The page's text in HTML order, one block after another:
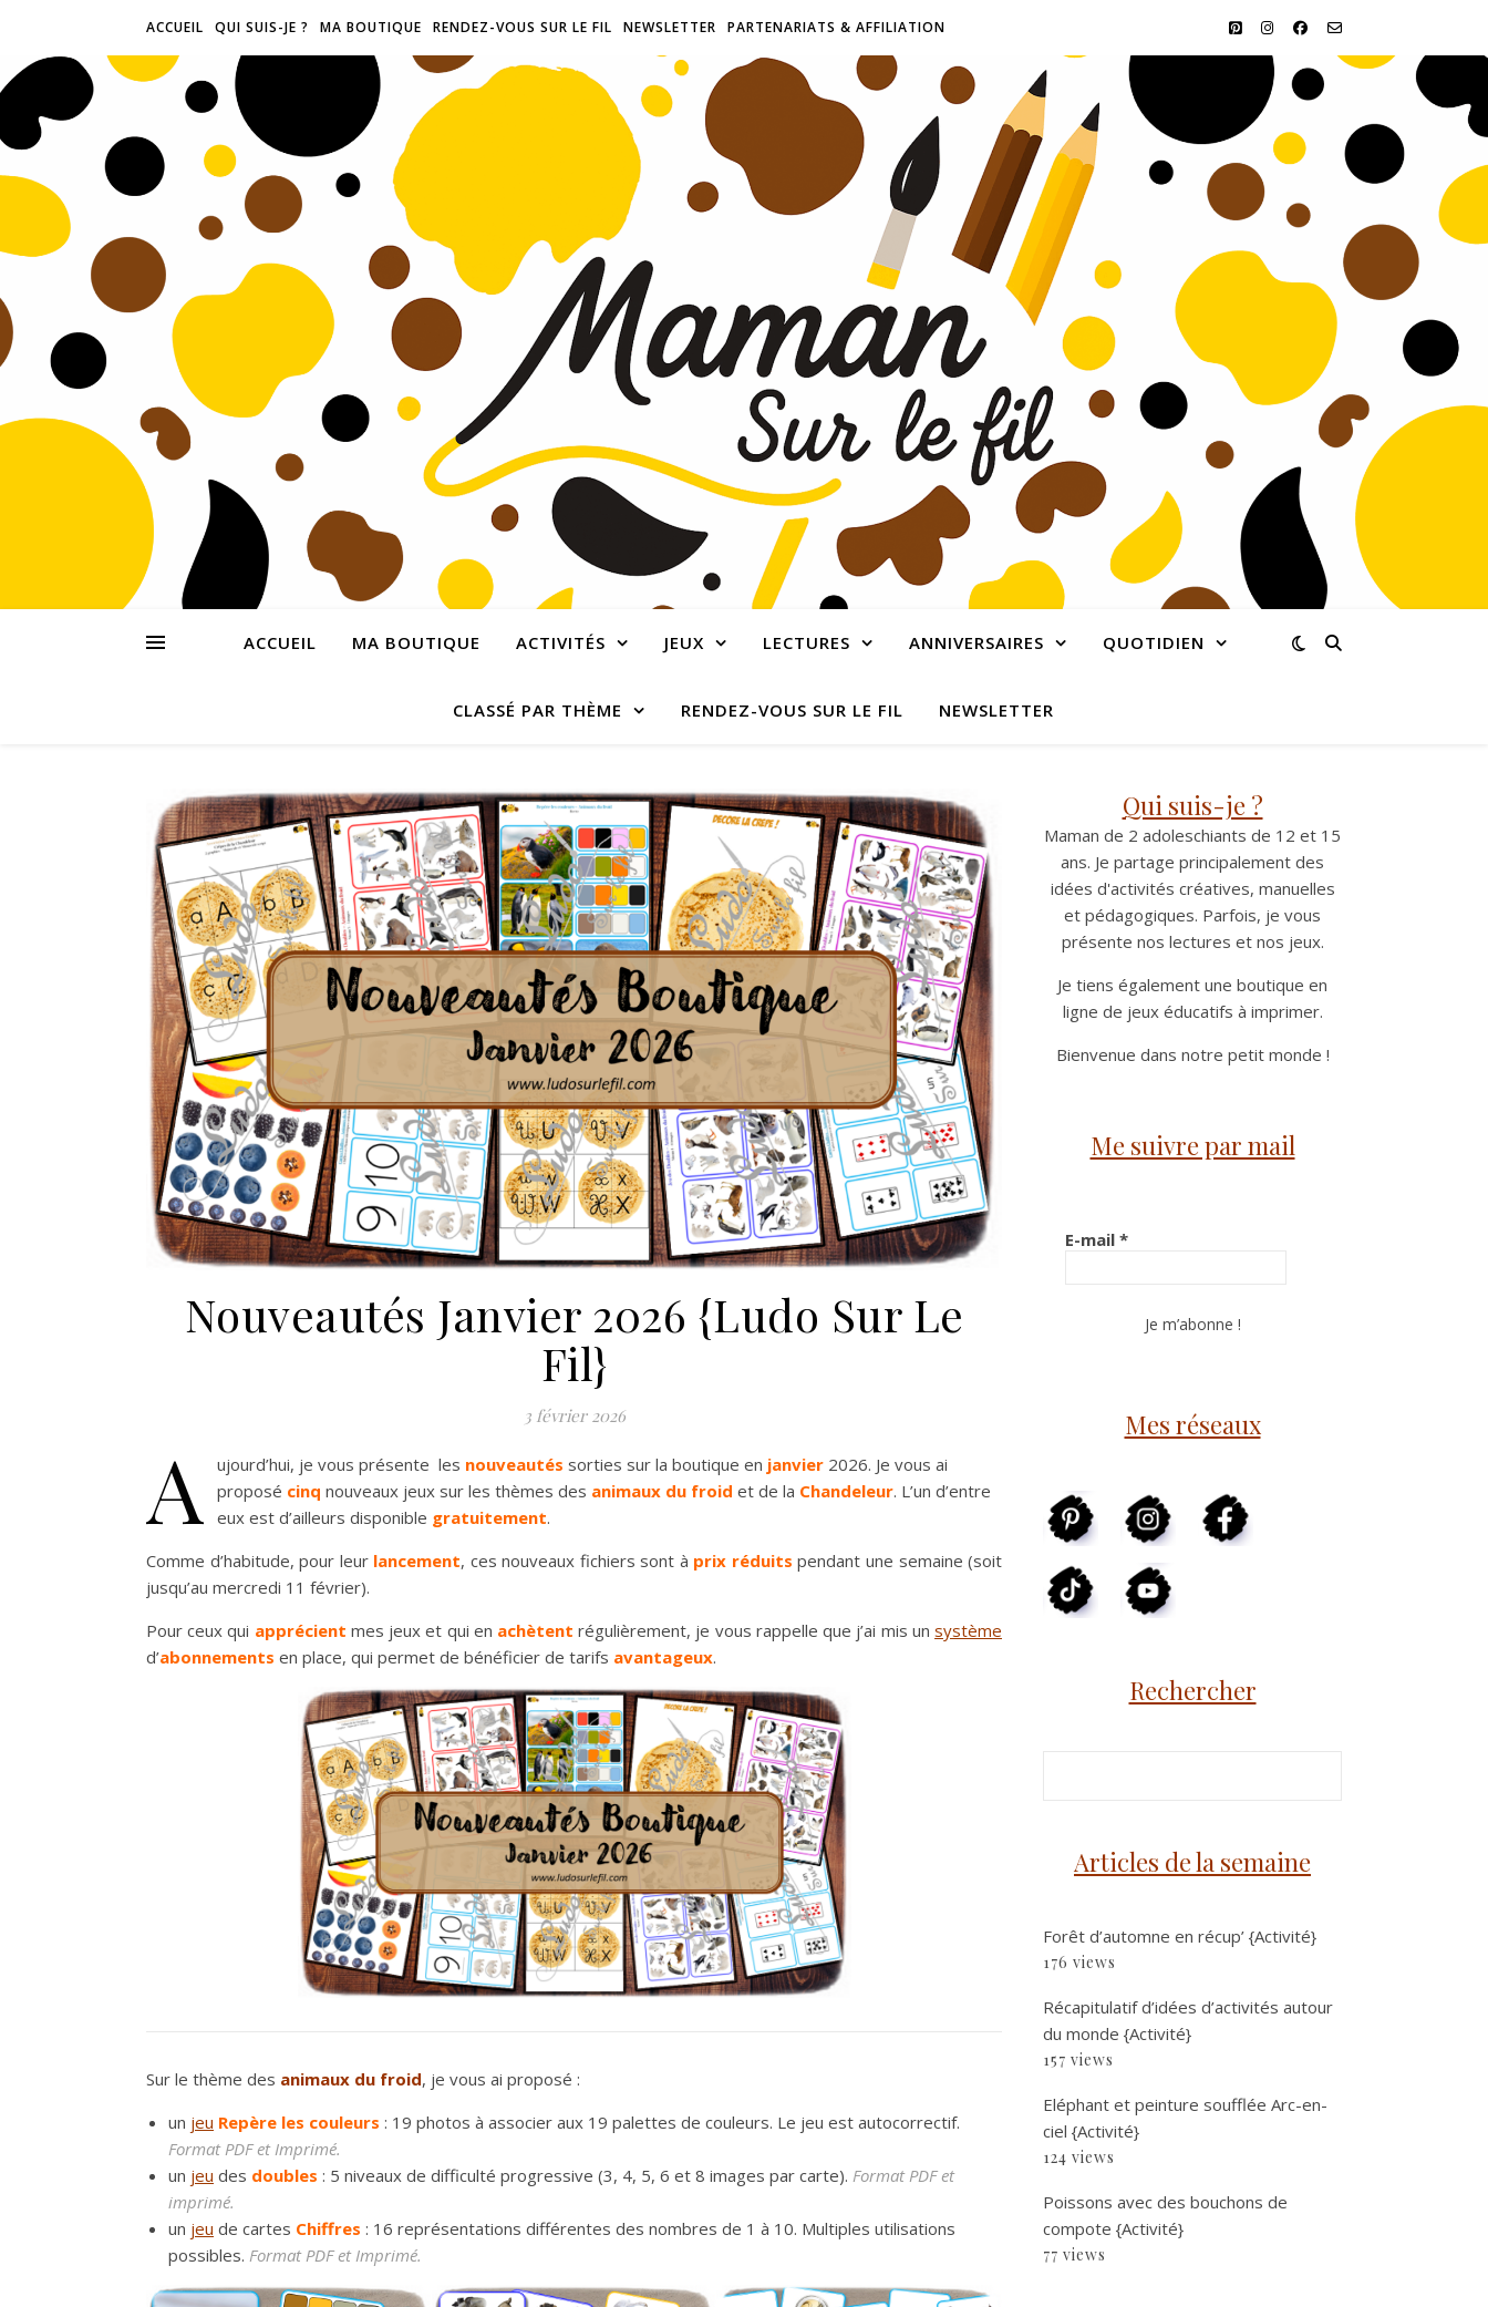
ACCUEIL QUI SUIS-JE ? MA BOUTIQUE RENDEZ-VOUS SUR LE FIL NEWSLETTER PARTENARIATS & AFFILIATION
ACCUEIL MA BOUTIQUE ACTIVITÉS JEUX LECTURES ANNIVERSAIRES QUOTIDIEN
CLASSÉ PAR THÈME RENDEZ-VOUS SUR LE FIL NEWSLETTER
Nouveautés Janvier 2026 {Ludo Sur Le
Fil}
3 février 2026
A ujourd’hui, je vous présente les nouveautés sorties sur la boutique en janvier 2026. Je vous ai
proposé cinq nouveaux jeux sur les thèmes des animaux du froid et de la Chandeleur. L’un d’entre
eux est d’ailleurs disponible gratuitement.
Comme d’habitude,pour leur lancement, ces nouveaux fichiers sont à prix réduits pendant une semaine (soit
jusqu’au mercredi 11 février).
Pour ceux qui apprécient mes jeux et qui en achètent régulièrement, je vous rappelle que j’ai mis unsystème
d’abonnements en place, qui permet de bénéficier de tarifs avantageux.
Sur le thème des animaux du froid, je vous ai proposé :
un jeu Repère les couleurs : 19 photos à associer aux 19 palettes de couleurs. Le jeu est autocorrectif.
Format PDF et Imprimé.
un jeu des doubles : 5 niveaux de difficulté progressive (3, 4, 5, 6 et 8 images par carte). Format PDF et
imprimé.
un jeu de cartes Chiffres : 16 représentations différentes des nombres de 1 à 10. Multiples utilisations
possibles. Format PDF et Imprimé.
Qui suis-je ?
Maman de 2 adoleschiants de 12 et 15
ans. Je partage principalement des
idées d'activités créatives, manuelles
et pédagogiques. Parfois, je vous
présente nos lectures et nos jeux.
Je tiens également une boutique en
ligne de jeux éducatifs à imprimer.
Bienvenue dans notre petit monde !
Me suivre par mail
E-mail *
Mes réseaux
Rechercher
Articles de la semaine
Forêt d’automne en récup’ {Activité}
176 views
Récapitulatif d’idées d’activités autour
du monde {Activité}
157 views
Eléphant et peinture soufflée Arc-en-
ciel {Activité}
124 views
Poissons avec des bouchons de
compote {Activité}
77 views